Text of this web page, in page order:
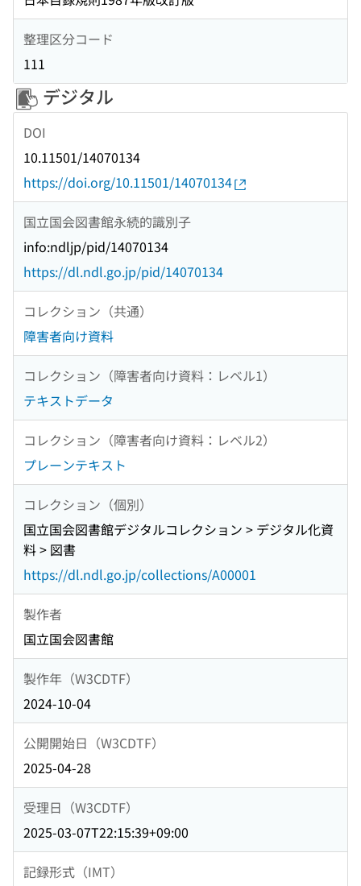
整理区分コード
111
デジタル
DOI
10.11501/14070134
https://doi.org/10.11501/14070134
国立国会図書館永続的識別子
info:ndljp/pid/14070134
https://dl.ndl.go.jp/pid/14070134
コレクション（共通）
障害者向け資料
コレクション（障害者向け資料：レベル1）
テキストデータ
コレクション（障害者向け資料：レベル2）
プレーンテキスト
コレクション（個別）
国立国会図書館デジタルコレクション > デジタル化資
料 > 図書
https://dl.ndl.go.jp/collections/A00001
製作者
国立国会図書館
製作年（W3CDTF）
2024-10-04
公開開始日（W3CDTF）
2025-04-28
受理日（W3CDTF）
2025-03-07T22:15:39+09:00
記録形式（IMT）